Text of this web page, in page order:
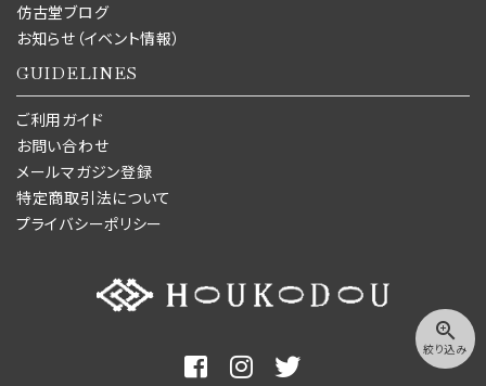
zoom_in
絞り込み
仿古堂ブログ
お知らせ（イベント情報）
GUIDELINES
ご利用ガイド
お問い合わせ
メールマガジン登録
特定商取引法について
プライバシーポリシー